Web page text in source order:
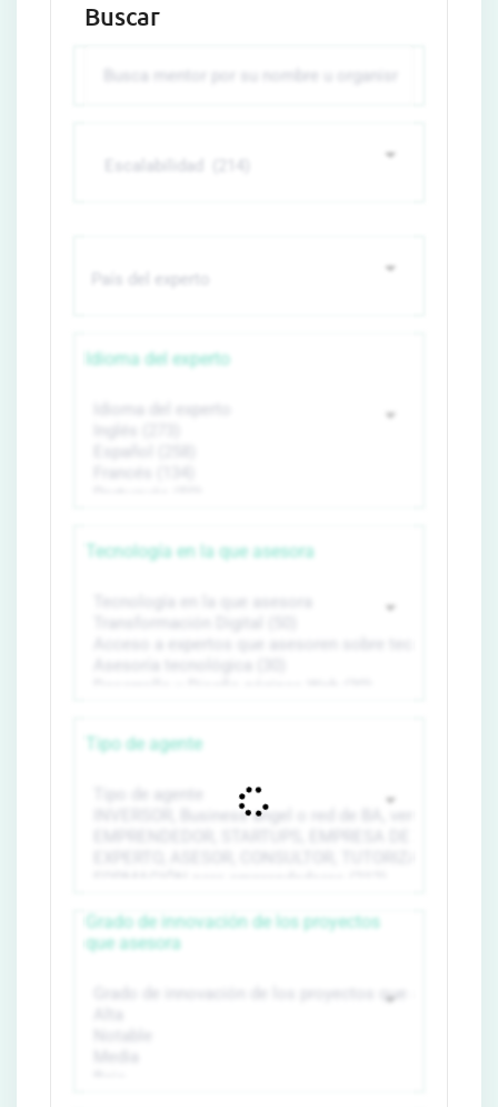
Buscar
Idioma del experto
Tecnología en la que asesora
Tipo de agente
Grado de innovación de los proyectos
que asesora